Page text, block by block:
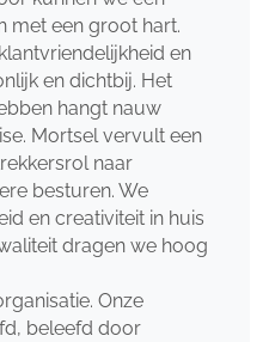
met een groot hart.
en
en dichtbij. Het
hangt nauw
Mortsel vervult een
naar
besturen. We
en creativiteit in huis
dragen we hoog
Onze
beleefd door